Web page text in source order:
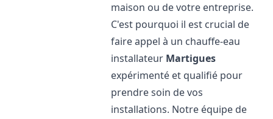
maison ou de votre entreprise.
C'est pourquoi il est crucial de
faire appel à un chauffe-eau
installateur Martigues
expérimenté et qualifié pour
prendre soin de vos
installations. Notre équipe de